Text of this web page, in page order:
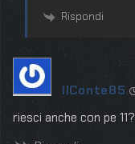
Rispondi
IlConte85
riesci anche con pe 11?